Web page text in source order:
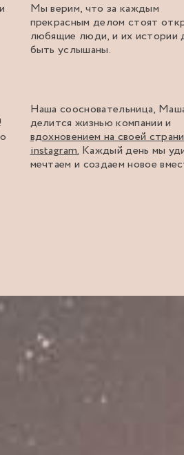
Мы верим, что за каждым
прекрасным делом стоят
любящие люди, и их истории
быть услышаны.
Наша соосновательница,
делится жизнью компании и
вдохновением на своей
instagram.Каждый день мы
мечтаем и создаем новое